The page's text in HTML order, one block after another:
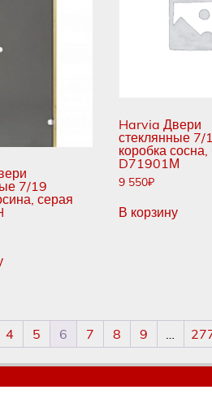
7/19
серая
Harvia Двери
стеклянные 7/
коробка сосна,
D71901М
9 550₽
В корзину
4 5 6 7 8 9